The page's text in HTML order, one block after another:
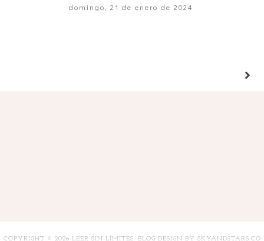
domingo, 21 de enero de 2024
COPYRIGHT © 2026 LEER SIN LÍMITES. BLOG DESIGN BY SKYANDSTARS.CO